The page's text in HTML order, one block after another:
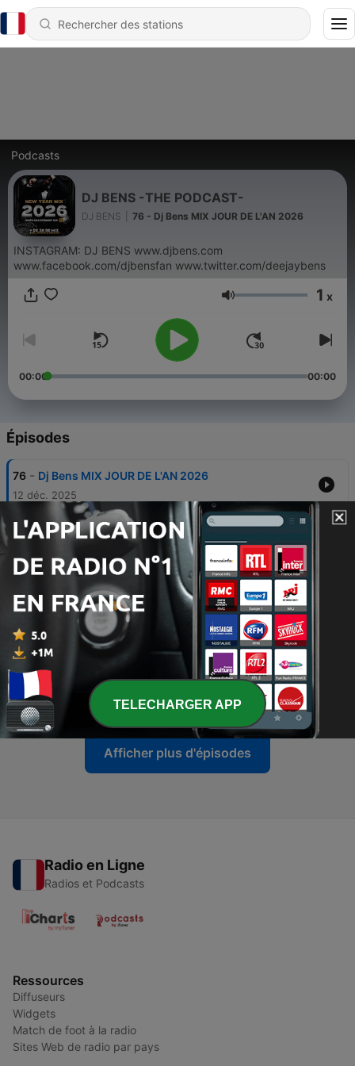
Podcasts
DJ BENS -THE PODCAST-
DJ BENS 76 - Dj Bens MIX JOUR DE L'AN 2026
INSTAGRAM: DJ BENS www.djbens.com
www.facebook.com/djbensfan www.twitter.com/deejaybens
Volume 1 x
00:00 00:00
Épisodes
76 - Dj Bens MIX JOUR DE L'AN 2026
12 déc. 2025
75 - DJ BENS MIX JOUR DE L'AN 2025
74 - DJ BENS - MIX DU JOUR DE L'AN 2024
29 déc. 2023
73 - DJ BENS SUMMER BIG PODCAST 2023
28 juin 2023
72 DJ BENS SUR NRJ 10.06
10 juin 2023
Afficher plus d'épisodes
Radio en Ligne
Radios et Podcasts
Ressources
Diffuseurs
Widgets
Match de foot à la radio
Sites Web de radio par pays
TELECHARGER APP